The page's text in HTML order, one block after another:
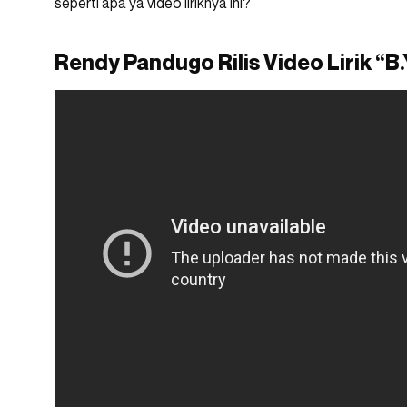
Rendy Pandugo Rilis Video Lirik